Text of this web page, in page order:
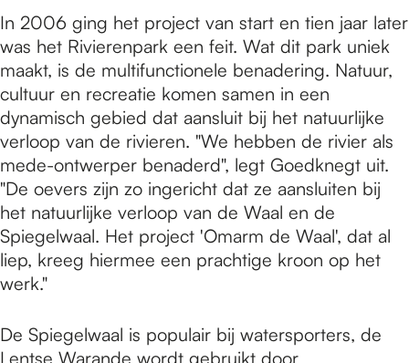
In 2006 ging het project van start en tien jaar later
was het Rivierenpark een feit. Wat dit park uniek
maakt, is de multifunctionele benadering. Natuur,
cultuur en recreatie komen samen in een
dynamisch gebied dat aansluit bij het natuurlijke
verloop van de rivieren. "We hebben de rivier als
mede-ontwerper benaderd", legt Goedknegt uit.
"De oevers zijn zo ingericht dat ze aansluiten bij
het natuurlijke verloop van de Waal en de
Spiegelwaal. Het project 'Omarm de Waal', dat al
liep, kreeg hiermee een prachtige kroon op het
werk."
De Spiegelwaal is populair bij watersporters, de
Lentse Warande wordt gebruikt door